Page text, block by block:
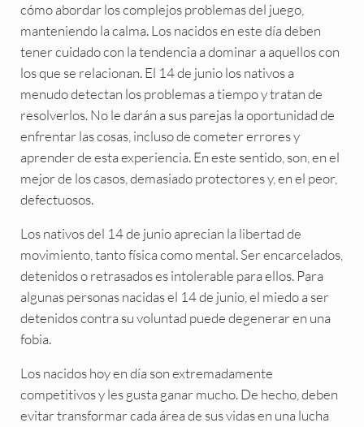
cómo abordar los complejos problemas del juego,
manteniendo la calma. Los nacidos en este día deben
tener cuidado con la tendencia a dominar a aquellos con
los que se relacionan. El 14 de junio los nativos a
menudo detectan los problemas a tiempo y tratan de
resolverlos. No le darán a sus parejas la oportunidad de
enfrentar las cosas, incluso de cometer errores y
aprender de esta experiencia. En este sentido, son, en el
mejor de los casos, demasiado protectores y, en el peor,
defectuosos.
Los nativos del 14 de junio aprecian la libertad de
movimiento, tanto física como mental. Ser encarcelados,
detenidos o retrasados es intolerable para ellos. Para
algunas personas nacidas el 14 de junio, el miedo a ser
detenidos contra su voluntad puede degenerar en una
fobia.
Los nacidos hoy en día son extremadamente
competitivos y les gusta ganar mucho. De hecho, deben
evitar transformar cada área de sus vidas en una lucha